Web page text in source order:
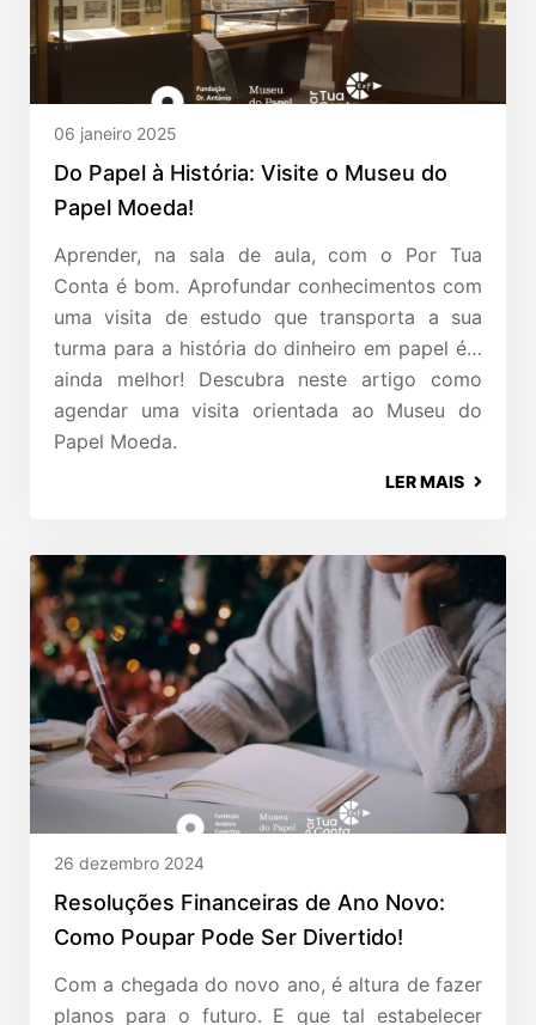
06 janeiro 2025
Do Papel à História: Visite o Museu do
Papel Moeda!
Aprender, na sala de aula, com o Por Tua
Conta é bom. Aprofundar conhecimentos com
uma visita de estudo que transporta a sua
turma para a história do dinheiro em papel é…
ainda melhor! Descubra neste artigo como
agendar uma visita orientada ao Museu do
Papel Moeda.
LER MAIS
26 dezembro 2024
Resoluções Financeiras de Ano Novo:
Como Poupar Pode Ser Divertido!
Com a chegada do novo ano, é altura de fazer
planos para o futuro. E que tal estabelecer